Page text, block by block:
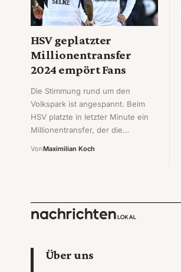
HSV geplatzter
Millionentransfer
2024 empört Fans
Die Stimmung rund um den
Volkspark ist angespannt. Beim
HSV platzte in letzter Minute ein
Millionentransfer, der die…
VonMaximilian Koch
Über uns